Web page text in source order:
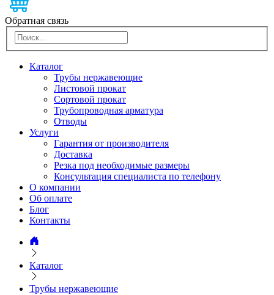
Обратная связь
Каталог
Трубы нержавеющие
Листовой прокат
Сортовой прокат
Трубопроводная арматура
Отводы
Услуги
Гарантия от производителя
Доставка
Резка под необходимые размеры
Консультация специалиста по телефону
О компании
Об оплате
Блог
Контакты
Каталог
Трубы нержавеющие